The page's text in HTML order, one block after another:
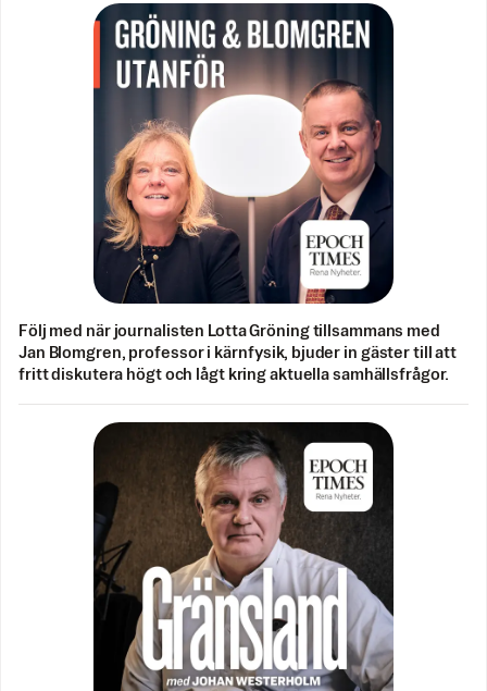
Följ med när journalisten Lotta Gröning tillsammans med
Jan Blomgren, professor i kärnfysik, bjuder in gäster till att
fritt diskutera högt och lågt kring aktuella samhällsfrågor.